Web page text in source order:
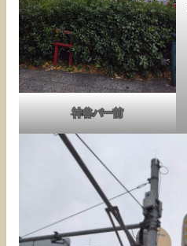
神谷バー前